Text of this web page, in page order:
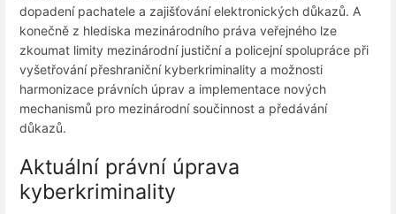
dopadení pachatele a zajišťování elektronických důkazů. A
konečně z hlediska mezinárodního práva veřejného lze
zkoumat limity mezinárodní justiční a policejní spolupráce při
vyšetřování přeshraniční kyberkriminality a možnosti
harmonizace právních úprav a implementace nových
mechanismů pro mezinárodní součinnost a předávání
důkazů.
Aktuální právní úprava
kyberkriminality